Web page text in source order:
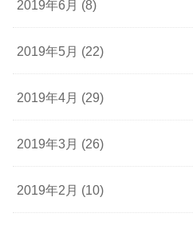
2019年6月 (8)
2019年5月 (22)
2019年4月 (29)
2019年3月 (26)
2019年2月 (10)